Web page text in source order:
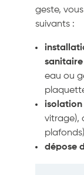
geste,
suivants :
sanitaire
eau ou
isolation
vitrage),
dépose